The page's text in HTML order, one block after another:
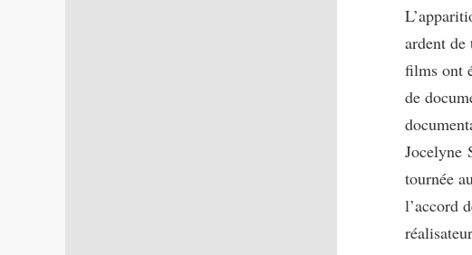
ardent
films ont
de
Jocelyne
tournée
l’accord